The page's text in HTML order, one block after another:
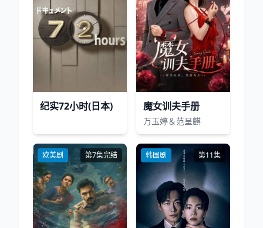
纪实72小时(日本) 魔女训夫手册
万玉婷＆范呈麒
欧美剧 第7集完结 韩国剧 第11集